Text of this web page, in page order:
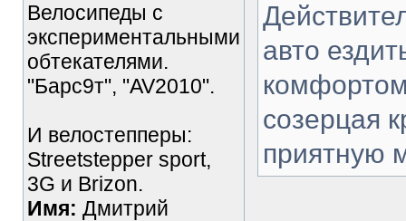
Велосипеды с
экспериментальными
обтекателями.
"Барс9т", "AV2010".
И велостепперы:
Streetstepper sport,
3G и Brizon.
Имя: Дмитрий
авто
созерцая
приятную